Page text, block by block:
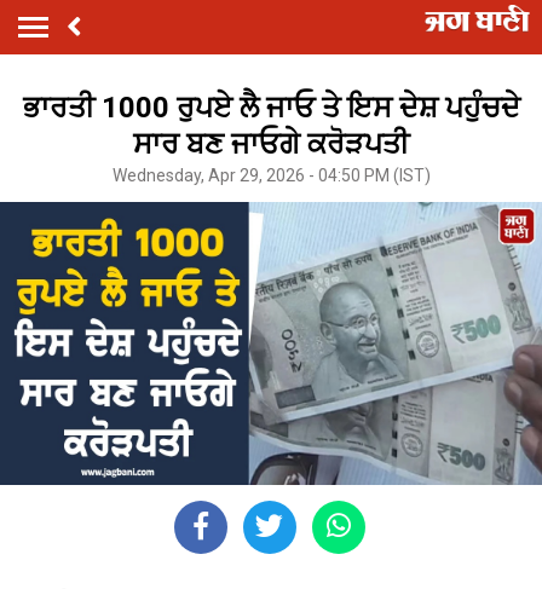
ਭਾਰਤੀ 1000 ਰੁਪਏ ਲੈ ਜਾਓ ਤੇ ਇਸ ਦੇਸ਼ ਪਹੁੰਚਦੇ
ਸਾਰ ਬਣ ਜਾਓਗੇ ਕਰੋੜਪਤੀ
Wednesday, Apr 29, 2026 - 04:50 PM (IST)